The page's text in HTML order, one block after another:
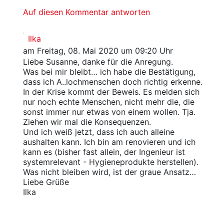
Auf diesen Kommentar antworten
Ilka
am Freitag, 08. Mai 2020 um 09:20 Uhr
Liebe Susanne, danke für die Anregung.
Was bei mir bleibt… ich habe die Bestätigung,
dass ich A..lochmenschen doch richtig erkenne.
In der Krise kommt der Beweis. Es melden sich
nur noch echte Menschen, nicht mehr die, die
sonst immer nur etwas von einem wollen. Tja.
Ziehen wir mal die Konsequenzen.
Und ich weiß jetzt, dass ich auch alleine
aushalten kann. Ich bin am renovieren und ich
kann es (bisher fast allein, der Ingenieur ist
systemrelevant - Hygieneprodukte herstellen).
Was nicht bleiben wird, ist der graue Ansatz…
Liebe Grüße
Ilka